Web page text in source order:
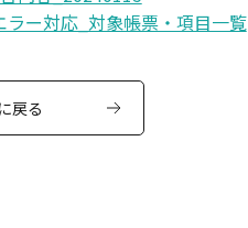
ー対応_対象帳票・項目一覧
戻る